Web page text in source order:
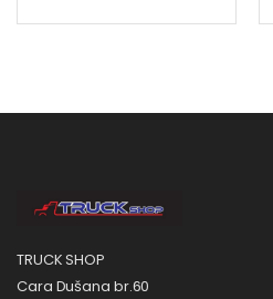
TRUCK SHOP
Cara Dušana br.60